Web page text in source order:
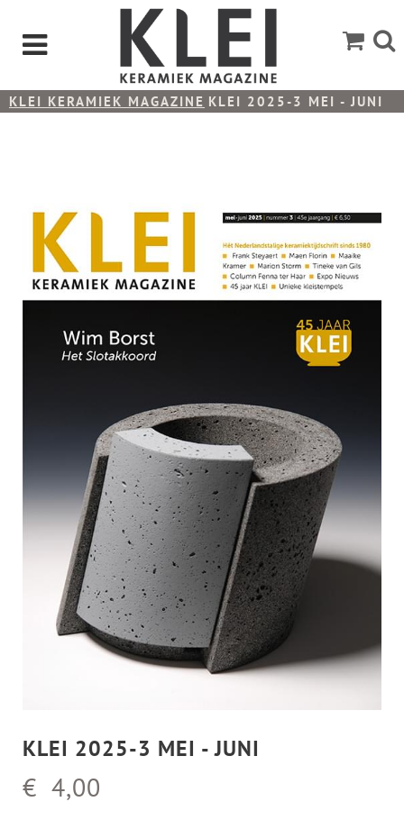
KLEI KERAMIEK MAGAZINE KLEI 2025-3 MEI - JUNI
KLEI 2025-3 MEI - JUNI
€ 4,00